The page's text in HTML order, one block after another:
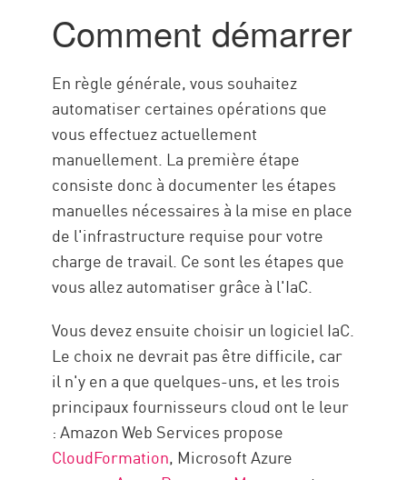
Comment démarrer
En règle générale, vous souhaitez
automatiser certaines opérations que
vous effectuez actuellement
manuellement. La première étape
consiste donc à documenter les étapes
manuelles nécessaires à la mise en place
de l'infrastructure requise pour votre
charge de travail. Ce sont les étapes que
vous allez automatiser grâce à l'IaC.
Vous devez ensuite choisir un logiciel IaC.
Le choix ne devrait pas être difficile, car
il n'y en a que quelques-uns, et les trois
principaux fournisseurs cloud ont le leur
: Amazon Web Services propose
CloudFormation, Microsoft Azure